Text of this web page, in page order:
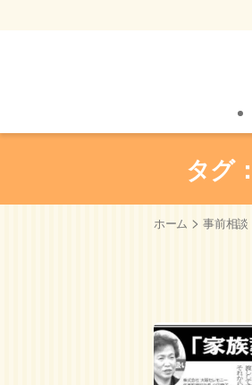
タグ
ホーム >事前相談